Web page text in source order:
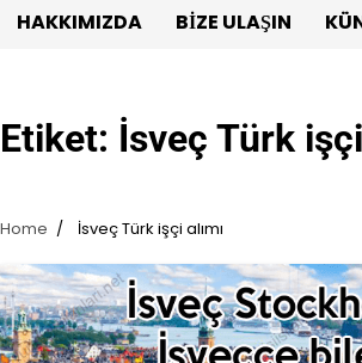
HAKKIMIZDA BIZE ULAŞIN
Etiket: İsveç Türk işçi
Home İsveç Türk işçi alımı